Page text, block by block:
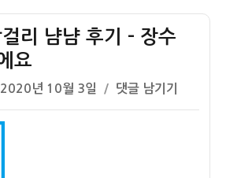
리 냠냠 후기 – 장수
요
작
성
일
2020년 10월 3일
서
울
댓글 남기기